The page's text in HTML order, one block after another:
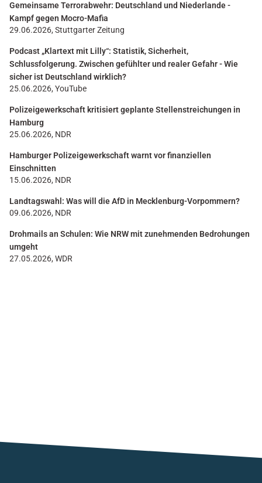
Gemeinsame Terrorabwehr: Deutschland und Niederlande -
Kampf gegen Mocro-Mafia
29.06.2026, Stuttgarter Zeitung
Podcast „Klartext mit Lilly“: Statistik, Sicherheit,
Schlussfolgerung. Zwischen gefühlter und realer Gefahr - Wie
sicher ist Deutschland wirklich?
25.06.2026, YouTube
Polizeigewerkschaft kritisiert geplante Stellenstreichungen in
Hamburg
25.06.2026, NDR
Hamburger Polizeigewerkschaft warnt vor finanziellen
Einschnitten
15.06.2026, NDR
Landtagswahl: Was will die AfD in Mecklenburg-Vorpommern?
09.06.2026, NDR
Drohmails an Schulen: Wie NRW mit zunehmenden Bedrohungen
umgeht
27.05.2026, WDR